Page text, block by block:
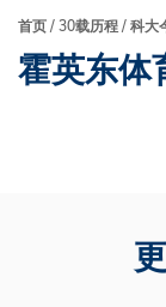
面
包
首页 30载历程 科大
霍英东体